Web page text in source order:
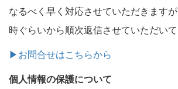
なるべく早く対応させていただきます
時ぐらいから順次返信させていただいて
▶お問合せはこちらから
個人情報の保護について